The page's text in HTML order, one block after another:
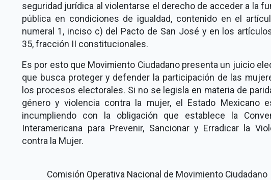
seguridad jurídica al violentarse el derecho de acceder a la
pública en condiciones de igualdad, contenido en el
numeral 1, inciso c) del Pacto de San José y en los
35, fracción II constitucionales.
Es por esto que Movimiento Ciudadano presenta un juicio
que busca proteger y defender la participación de las
los procesos electorales. Si no se legisla en materia de
género y violencia contra la mujer, el Estado Mexicano
incumpliendo con la obligación que establece la
Interamericana para Prevenir, Sancionar y Erradicar la
contra la Mujer.
Comisión Operativa Nacional de Movimiento Ciudadano